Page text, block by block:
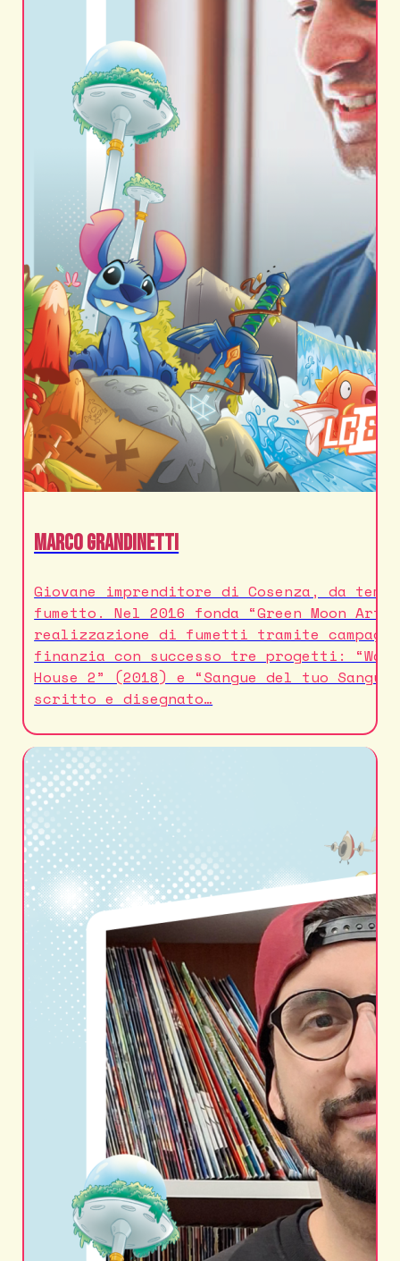
Marco Grandinetti
Giovane imprenditore di Cosenza, da
fumetto. Nel 2016 fonda “Green Moon
realizzazione di fumetti tramite
finanzia con successo tre progetti:
House 2” (2018) e “Sangue del tuo
scritto e disegnato…